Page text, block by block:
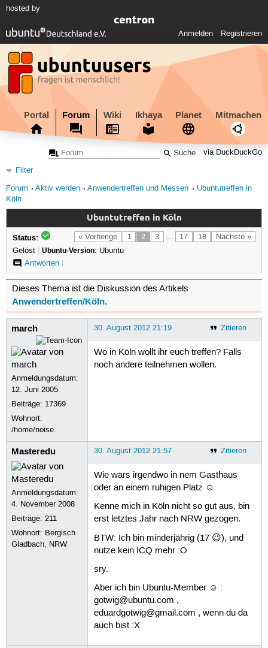
hosted by
Anmelden Registrieren
Portal Forum Wiki Ikhaya Planet Mitmachen
via DuckDuckGo
Filter
Forum
Aktiv werden Anwendertreffen und Messen
Ubuntutreffen in
Köln
Ubuntutreffen in Köln
« Vorherige 1 2 3 … 17 18 Nächste »
Status:
Gelöst | Ubuntu-Version: Ubuntu
Antworten|
Dieses Thema ist die Diskussion des Artikels
Anwendertreffen/Köln.
march
Anmeldungsdatum:
12. Juni 2005
Beiträge: 17369
Wohnort:
/home/noise
Zitieren
30. August 2012 21:19
Wo in Köln wollt ihr euch treffen? Falls
noch andere teilnehmen wollen.
Masteredu
Anmeldungsdatum:
4. November 2008
Beiträge:211
Wohnort: Bergisch
Gladbach, NRW
Zitieren
30. August 2012 21:57
Wie wärs irgendwo in nem Gasthaus
oder an einem ruhigen Platz ☺
Kenne mich in Köln nicht so gut aus, bin
erst letztes Jahr nach NRW gezogen.
BTW: Ich bin minderjährig (17 😉), und
nutze kein ICQ mehr :O
sry.
Aber ich bin Ubuntu-Member ☺ :
gotwig@ubuntu.com ,
eduardgotwig@gmail.com , wenn du da
auch bist :X